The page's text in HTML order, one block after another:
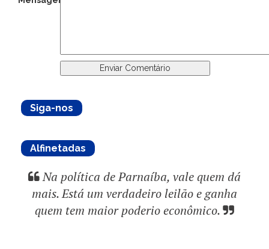
Siga-nos
Alfinetadas
Na política de Parnaíba, vale quem dá
mais. Está um verdadeiro leilão e ganha
quem tem maior poderio econômico.